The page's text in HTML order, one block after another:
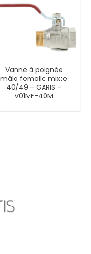
Vanne à poignée
mâle femelle mixte
40/49 – GARIS –
V01MF-40M